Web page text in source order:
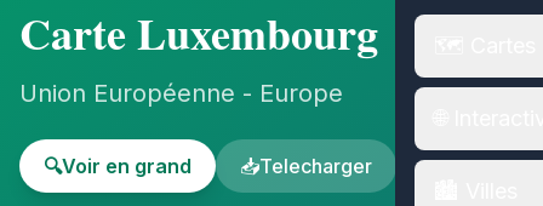
Carte Luxembourg
Union Européenne - Europe
🔍Voir en grand 📥Telecharger